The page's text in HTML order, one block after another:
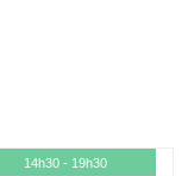
14h30 - 19h30